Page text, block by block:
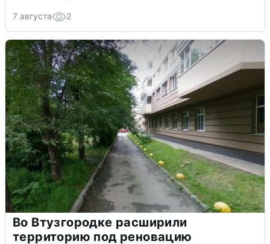
7 августа 2
Во Втузгородке расширили
территорию под реновацию